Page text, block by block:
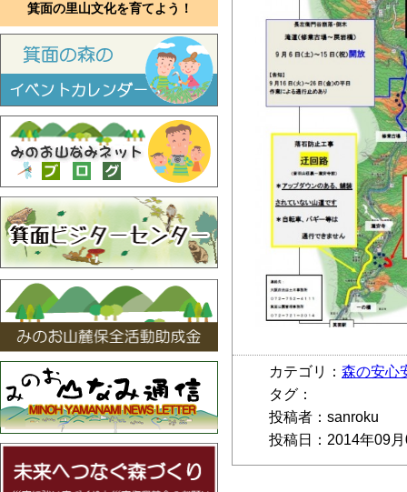
箕面の里山文化を育てよう！
カテゴリ： 森の安心
タグ：
投稿者：sanroku
投稿日：2014年09